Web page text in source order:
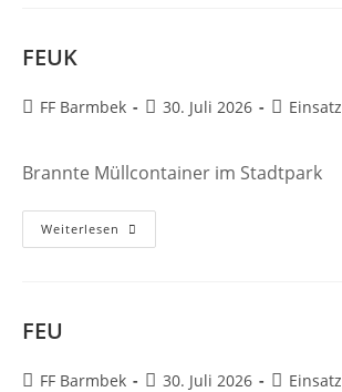
FEUK
Beitrags-
FF Barmbek
Beitrag
30. Juli 2026
Beitrags-
Einsatz
Brannte Müllcontainer im Stadtpark
Weiterlesen
FEU
Beitrags-
FF Barmbek
Beitrag
30. Juli 2026
Beitrags-
Einsatz